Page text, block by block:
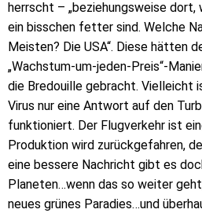
herrscht – „beziehungsweise
ein bisschen fetter sind. Welche
Meisten? Die USA“. Diese hätten
„Wachstum-um-jeden-Preis“-
die Bredouille gebracht. Vielleicht
Virus nur eine Antwort auf den
funktioniert. Der Flugverkehr ist
Produktion wird zurückgefahren,
eine bessere Nachricht gibt es
Planeten…wenn das so weiter
neues grünes Paradies…und